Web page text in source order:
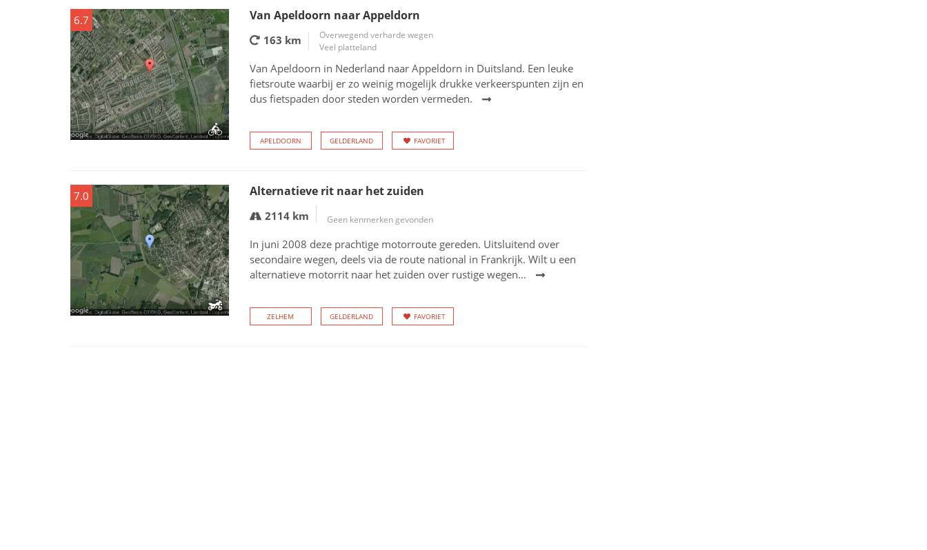
6.7 Van Apeldoorn naar Appeldorn
163 km
Overwegend verharde wegen
Veel platteland
Van Apeldoorn in Nederland naar Appeldorn in Duitsland. Een leuke
fietsroute waarbij er zo weinig mogelijk drukke verkeerspunten zijn en
dus fietspaden door steden worden vermeden.
APELDOORN GELDERLAND FAVORIET
7.0 Alternatieve rit naar het zuiden
2114 km Geen kenmerken gevonden
In juni 2008 deze prachtige motorroute gereden. Uitsluitend over
secondaire wegen, deels via de route national in Frankrijk. Wilt u een
alternatieve motorrit naar het zuiden over rustige wegen...
ZELHEM GELDERLAND FAVORIET